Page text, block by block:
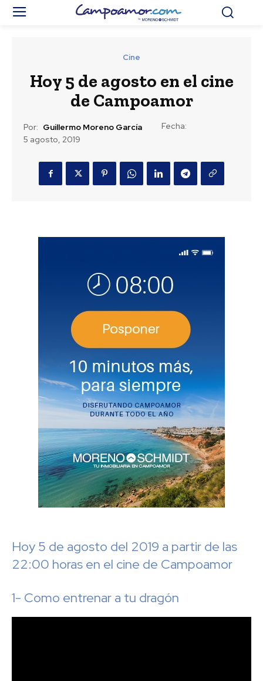
Cine
Hoy 5 de agosto en el cine
de Campoamor
Por: Guillermo Moreno García
Fecha:
5 agosto, 2019
Hoy 5 de agosto del 2019 a partir de las
22:00 horas en el cine de Campoamor
1- Como entrenar a tu dragón